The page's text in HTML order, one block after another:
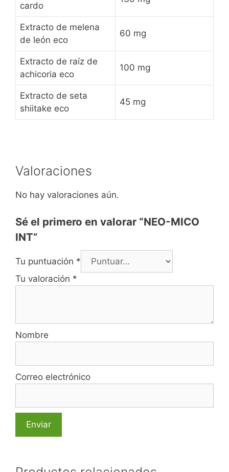
cardo
Extracto de melena
de león eco
60 mg
Extracto de raíz de
achicoria eco
100 mg
Extracto de seta
shiitake eco
45 mg
Valoraciones
No hay valoraciones aún.
Sé el primero en valorar “NEO-MICO
INT”
Tu puntuación *
Tu valoración *
Nombre
Correo electrónico